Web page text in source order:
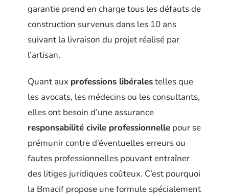
garantie prend en charge tous les défauts de
construction survenus dans les 10 ans
suivant la livraison du projet réalisé par
l’artisan.
Quant aux professions libéralestelles que
les avocats, les médecins ou les consultants,
elles ont besoin d’une assurance
responsabilité civile professionnelle pour se
prémunir contre d’éventuelles erreurs ou
fautes professionnelles pouvant entraîner
des litiges juridiques coûteux. C’est pourquoi
la Bmacif propose une formule spécialement